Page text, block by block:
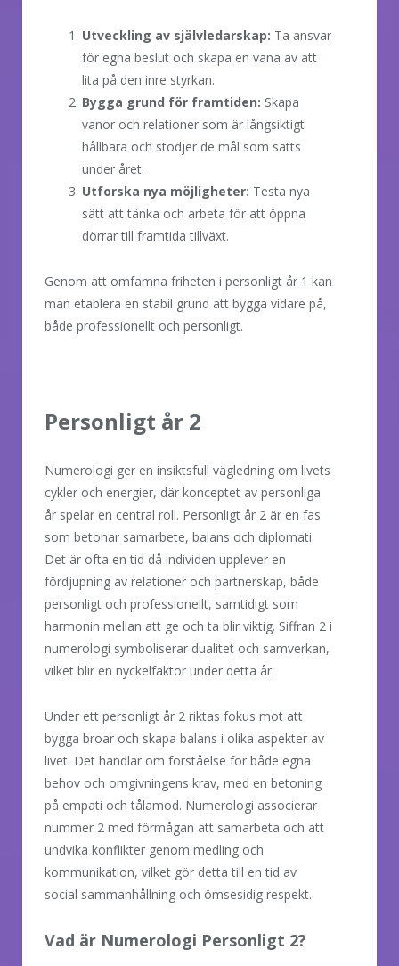
Utveckling av självledarskap: Ta ansvar
för egna beslut och skapa en vana av att
lita på den inre styrkan.
Bygga grund för framtiden: Skapa
vanor och relationer som är långsiktigt
hållbara och stödjer de mål som satts
under året.
Utforska nya möjligheter: Testa nya
sätt att tänka och arbeta för att öppna
dörrar till framtida tillväxt.
Genom att omfamna friheten i personligt år 1 kan
man etablera en stabil grund att bygga vidare på,
både professionellt och personligt.
Personligt år 2
Numerologi ger en insiktsfull vägledning om livets
cykler och energier, där konceptet av personliga
år spelar en central roll. Personligt år 2 är en fas
som betonar samarbete, balans och diplomati.
Det är ofta en tid då individen upplever en
fördjupning av relationer och partnerskap, både
personligt och professionellt, samtidigt som
harmonin mellan att ge och ta blir viktig. Siffran 2 i
numerologi symboliserar dualitet och samverkan,
vilket blir en nyckelfaktor under detta år.
Under ett personligt år 2 riktas fokus mot att
bygga broar och skapa balans i olika aspekter av
livet. Det handlar om förståelse för både egna
behov och omgivningens krav, med en betoning
på empati och tålamod. Numerologi associerar
nummer 2 med förmågan att samarbeta och att
undvika konflikter genom medling och
kommunikation, vilket gör detta till en tid av
social sammanhållning och ömsesidig respekt.
Vad är Numerologi Personligt 2?